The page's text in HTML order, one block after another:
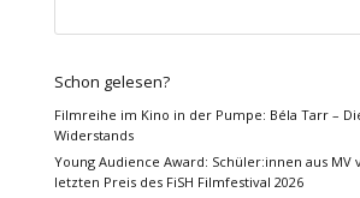
Schon gelesen?
Filmreihe im Kino in der Pumpe: Béla Tarr –
Widerstands
Young Audience Award: Schüler:innen aus MV
letzten Preis des FiSH Filmfestival 2026